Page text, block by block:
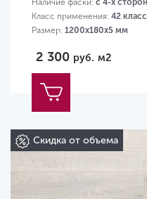
Наличие фаски: с 4-х сторон
Класс применения: 42 класс
Размер: 1200х180х5 мм
2 300 руб. м2
Скидка от объема